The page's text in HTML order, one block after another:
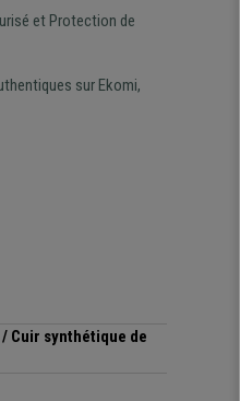
été mis en
remplacer
ce dans les
et Protection de
sur Ekomi,
Cuir synthétique de